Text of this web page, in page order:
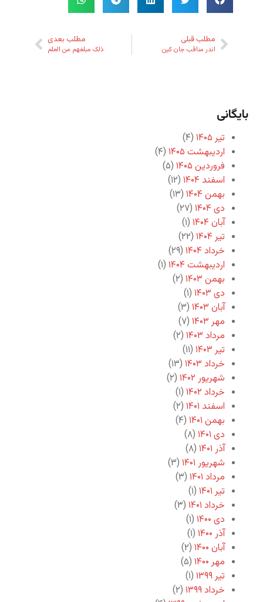
مطلب قبلی
اندر مناقب جان کین
مطلب بعدی
ذلک مبلغهم من العلم
بایگانی
تیر ۱۴۰۵
(۴)
اردیبهشت ۱۴۰۵
(۴)
فروردین ۱۴۰۵
(۵)
اسفند ۱۴۰۴
(۱۲)
بهمن ۱۴۰۴
(۱۳)
دی ۱۴۰۴
(۲۷)
آبان ۱۴۰۴
(۱)
تیر ۱۴۰۴
(۲۲)
خرداد ۱۴۰۴
(۲۹)
اردیبهشت ۱۴۰۴
(۱)
بهمن ۱۴۰۳
(۲)
دی ۱۴۰۳
(۱)
آبان ۱۴۰۳
(۳)
مهر ۱۴۰۳
(۷)
مرداد ۱۴۰۳
(۲)
تیر ۱۴۰۳
(۱۱)
خرداد ۱۴۰۳
(۱۳)
شهریور ۱۴۰۲
(۲)
خرداد ۱۴۰۲
(۱)
اسفند ۱۴۰۱
(۲)
بهمن ۱۴۰۱
(۴)
دی ۱۴۰۱
(۸)
آذر ۱۴۰۱
(۸)
شهریور ۱۴۰۱
(۳)
مرداد ۱۴۰۱
(۳)
تیر ۱۴۰۱
(۱)
خرداد ۱۴۰۱
(۳)
دی ۱۴۰۰
(۱)
آذر ۱۴۰۰
(۱)
آبان ۱۴۰۰
(۲)
مهر ۱۴۰۰
(۵)
تیر ۱۳۹۹
(۱)
خرداد ۱۳۹۹
(۲)